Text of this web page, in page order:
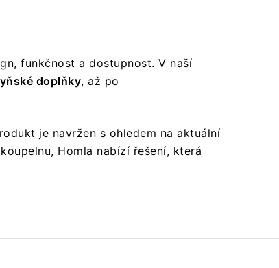
funkčnost a dostupnost. V naší
doplňky, až po
je navržen s ohledem na aktuální
Homla nabízí řešení, která